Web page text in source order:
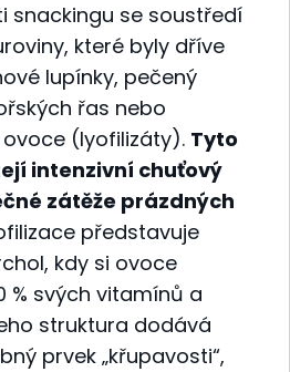
snackingu se soustředí
které byly dříve
lupínky, pečený
řas nebo
(lyofilizáty). Tyto
intenzivní chuťový
zátěže prázdných
představuje
kdy si ovoce
% svých vitamínů a
struktura dodává
prvek „křupavosti“,